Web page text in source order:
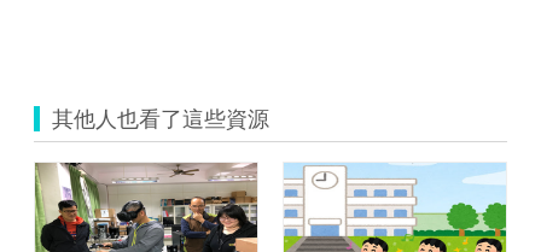
其他人也看了這些資源